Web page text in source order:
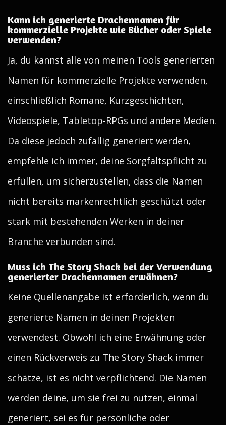
Kann ich generierte Drachennamen für
kommerzielle Projekte wie Bücher oder Spiele
verwenden?
Ja, du kannst alle von meinen Tools generierten
Namen für kommerzielle Projekte verwenden,
einschließlich Romane, Kurzgeschichten,
Videospiele, Tabletop-RPGs und andere Medien.
Da diese jedoch zufällig generiert werden,
empfehle ich immer, deine Sorgfaltspflicht zu
erfüllen, um sicherzustellen, dass die Namen
nicht bereits markenrechtlich geschützt oder
stark mit bestehenden Werken in deiner
Branche verbunden sind.
Muss ich The Story Shack bei der Verwendung
generierter Drachennamen erwähnen?
Keine Quellenangabe ist erforderlich, wenn du
generierte Namen in deinen Projekten
verwendest. Obwohl ich eine Erwähnung oder
einen Rückverweis zu The Story Shack immer
schätze, ist es nicht verpflichtend. Die Namen
werden deine, um sie frei zu nutzen, einmal
generiert, sei es für persönliche oder